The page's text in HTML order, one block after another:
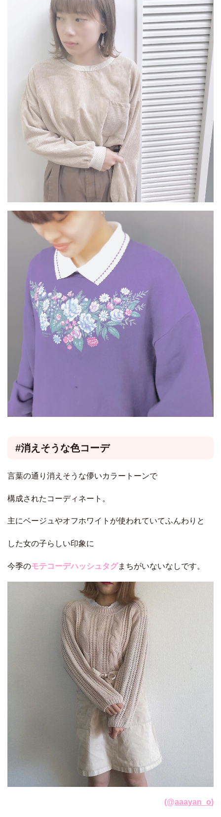
#消えそうな色コーデ
言葉の通り消えそうな儚いカラートーンで
構成されたコーディネート。
主にベージュやオフホワイト が使われていてふんわりと
した女の子らしい印象に
今季のモテコーデハッシュタグまちがいないなしです。
(@aaayan_o)